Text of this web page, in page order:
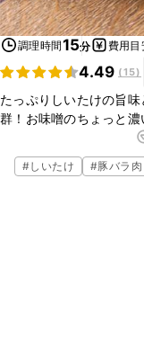
調理時間15分 費用目
4.49 (15)
たっぷりしいたけの旨
群！お味噌のちょっと
ます。お酒のおつまみ
ね。
#しいたけ #豚バラ肉